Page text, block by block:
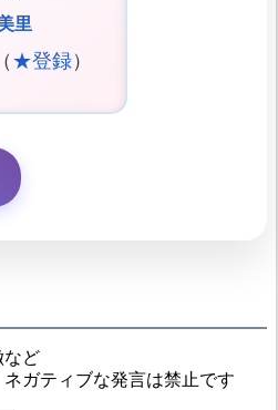
里
★登録）
など
ガティブな発言は禁止です